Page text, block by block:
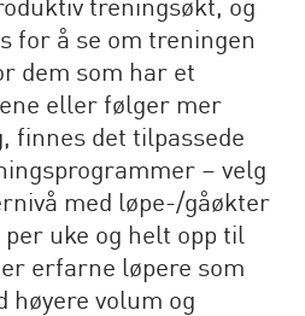
treningsøkt, og
for å se om treningen
dem som har et
eller følger mer
finnes det tilpassede
– velg
med løpe-/gåøkter
uke og helt opp til
erfarne løpere som
høyere volum og